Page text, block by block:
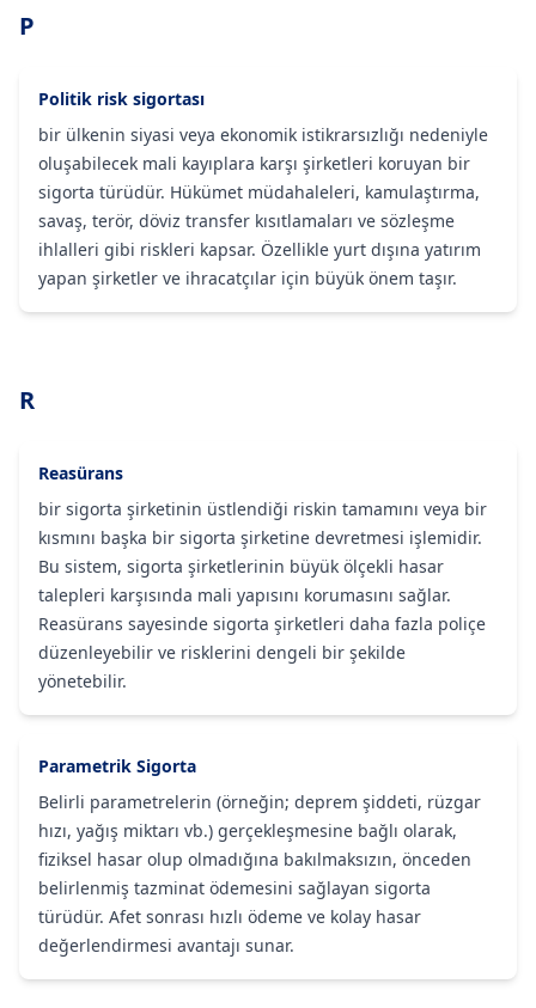
P
Politik risk sigortası
bir ülkenin siyasi veya ekonomik istikrarsızlığı nedeniyle
oluşabilecek mali kayıplara karşı şirketleri koruyan bir
sigorta türüdür. Hükümet müdahaleleri, kamulaştırma,
savaş, terör, döviz transfer kısıtlamaları ve sözleşme
ihlalleri gibi riskleri kapsar. Özellikle yurt dışına yatırım
yapan şirketler ve ihracatçılar için büyük önem taşır.
R
Reasürans
bir sigorta şirketinin üstlendiği riskin tamamını veya bir
kısmını başka bir sigorta şirketine devretmesi işlemidir.
Bu sistem, sigorta şirketlerinin büyük ölçekli hasar
talepleri karşısında mali yapısını korumasını sağlar.
Reasürans sayesinde sigorta şirketleri daha fazla poliçe
düzenleyebilir ve risklerini dengeli bir şekilde
yönetebilir.
Parametrik Sigorta
Belirli parametrelerin (örneğin; deprem şiddeti, rüzgar
hızı, yağış miktarı vb.) gerçekleşmesine bağlı olarak,
fiziksel hasar olup olmadığına bakılmaksızın, önceden
belirlenmiş tazminat ödemesini sağlayan sigorta
türüdür. Afet sonrası hızlı ödeme ve kolay hasar
değerlendirmesi avantajı sunar.